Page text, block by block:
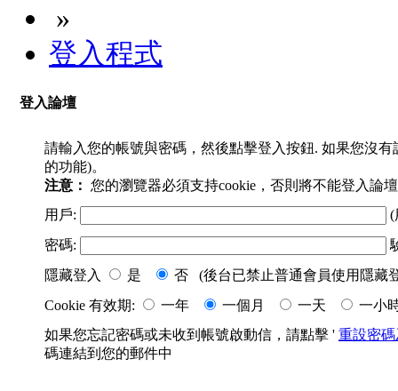
»
登入程式
登入論壇
請輸入您的帳號與密碼，然後點擊登入按鈕. 如果您沒
的功能)。
注意： 您的瀏覽器必須支持cookie，否則將不能登入論
用戶:
(
密碼:
隱藏登入
是
否 (後台已禁止普通會員使用隱藏
Cookie 有效期:
一年 一個月 一天
一小
如果您忘記密碼或未收到帳號啟動信，請點擊 ' 重設密
碼連結到您的郵件中